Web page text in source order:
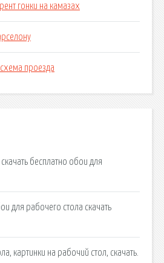
гонки на камазах
проезда
бесплатно обои для
для рабочего стола скачать
картинки на рабочий стол, скачать.